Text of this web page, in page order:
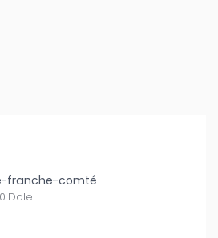
franche-comté
Dole